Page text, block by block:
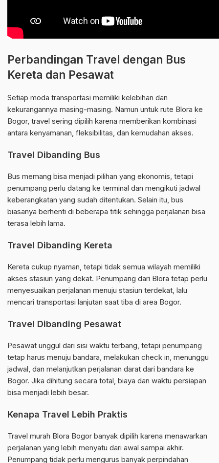
Perbandingan Travel dengan Bus
Kereta dan Pesawat
Setiap moda transportasi memiliki kelebihan dan
kekurangannya masing-masing. Namun untuk rute Blora ke
Bogor, travel sering dipilih karena memberikan kombinasi
antara kenyamanan, fleksibilitas, dan kemudahan akses.
Travel Dibanding Bus
Bus memang bisa menjadi pilihan yang ekonomis, tetapi
penumpang perlu datang ke terminal dan mengikuti jadwal
keberangkatan yang sudah ditentukan. Selain itu, bus
biasanya berhenti di beberapa titik sehingga perjalanan bisa
terasa lebih lama.
Travel Dibanding Kereta
Kereta cukup nyaman, tetapi tidak semua wilayah memiliki
akses stasiun yang dekat. Penumpang dari Blora tetap perlu
menyesuaikan perjalanan menuju stasiun terdekat, lalu
mencari transportasi lanjutan saat tiba di area Bogor.
Travel Dibanding Pesawat
Pesawat unggul dari sisi waktu terbang, tetapi penumpang
tetap harus menuju bandara, melakukan check in, menunggu
jadwal, dan melanjutkan perjalanan darat dari bandara ke
Bogor. Jika dihitung secara total, biaya dan waktu persiapan
bisa menjadi lebih besar.
Kenapa Travel Lebih Praktis
Travel murah Blora Bogor banyak dipilih karena menawarkan
perjalanan yang lebih menyatu dari awal sampai akhir.
Penumpang tidak perlu mengurus banyak perpindahan